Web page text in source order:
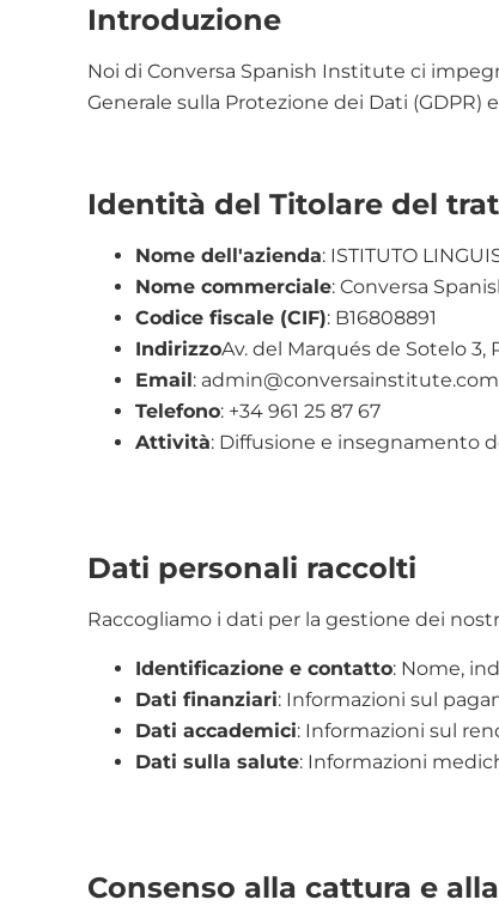
Introduzione
Noi di Conversa Spanish Institute ci
Generale sulla Protezione dei Dati
Identità del Titolare del
Nome dell'azienda: ISTITUTO
Nome commerciale: Conversa
Codice fiscale (CIF): B16808891
IndirizzoAv. del Marqués de Sotelo 3,
Email: admin@conversainstitute.com
Telefono: +34 961 25 87 67
Attività: Diffusione e insegnamento
Dati personali raccolti
Raccogliamo i dati per la gestione dei
Identificazione e contatto: Nome,
Dati finanziari: Informazioni sul
Dati accademici: Informazioni sul
Dati sulla salute: Informazioni
Consenso alla cattura e